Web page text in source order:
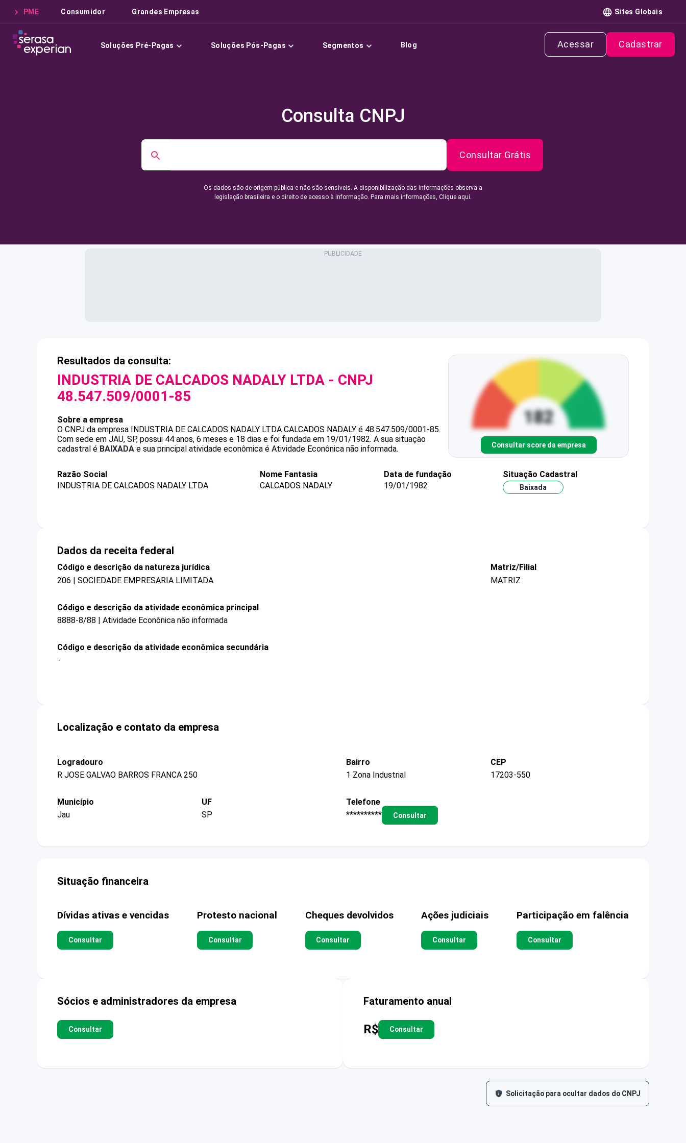
PME Consumidor Grandes Empresas Sites Globais
Soluções Pré-Pagas Soluções Pós-Pagas Segmentos Blog Acessar Cadastrar
Consulta CNPJ
Consultar Grátis
Os dados são de origem pública e não são sensíveis. A disponibilização das informações observa a
legislação brasileira e o direito de acesso à informação. Para mais informações, Clique aqui.
Resultados da consulta:
INDUSTRIA DE CALCADOS NADALY LTDA - CNPJ
48.547.509/0001-85
Sobre a empresa
O CNPJ da empresa INDUSTRIA DE CALCADOS NADALY LTDA CALCADOS NADALY é 48.547.509/0001-85.
Com sede em JAU, SP, possui 44 anos, 6 meses e 18 dias e foi fundada em 19/01/1982. A sua situação
cadastral é BAIXADA e sua principal atividade econômica é Atividade Econônica não informada. Consultar score da empresa
Razão Social
INDUSTRIA DE CALCADOS NADALY LTDA
Nome Fantasia
CALCADOS NADALY
Data de fundação
19/01/1982
Situação Cadastral
Baixada
Dados da receita federal
Código e descrição da natureza jurídica
206 | SOCIEDADE EMPRESARIA LIMITADA
Matriz/Filial
MATRIZ
Código e descrição da atividade econômica principal
8888-8/88 | Atividade Econônica não informada
Código e descrição da atividade econômica secundária
-
Localização e contato da empresa
Logradouro
R JOSE GALVAO BARROS FRANCA 250
Bairro
1 Zona Industrial
CEP
17203-550
Município
Jau
UF
SP
Telefone
**********
Consultar
Situação financeira
Dívidas ativas e vencidas
Consultar
Protesto nacional
Consultar
Cheques devolvidos
Consultar
Ações judiciais
Consultar
Participação em falência
Consultar
Sócios e administradores da empresa
Consultar
Faturamento anual
R$ Consultar
Solicitação para ocultar dados do CNPJ